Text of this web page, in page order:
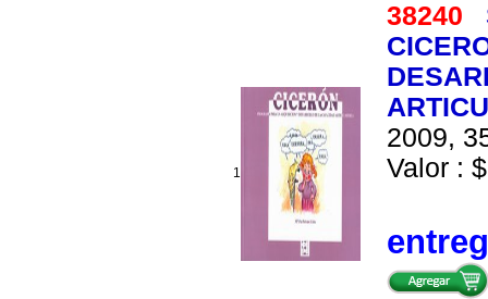
1
38240
2009,
Valor :